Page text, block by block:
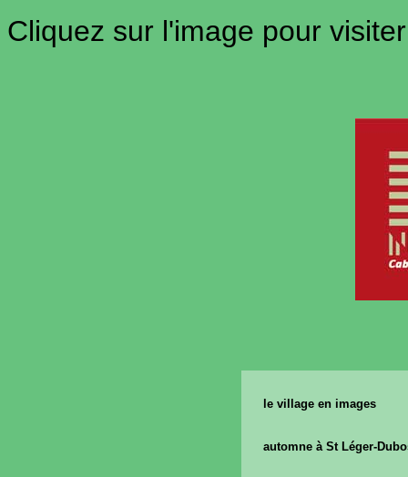
Cliquez sur l'image pour
le village en images
automne à St Léger-